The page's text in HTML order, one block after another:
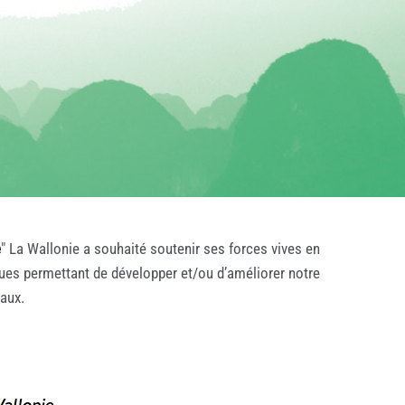
" La Wallonie a souhaité soutenir ses forces vives en
permettant de développer et/ou d’améliorer notre